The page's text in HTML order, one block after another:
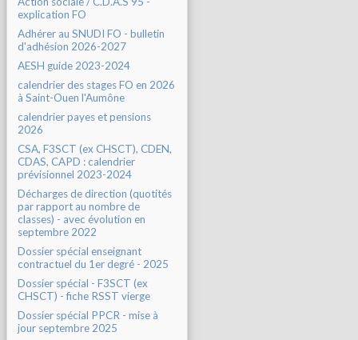
explication FO
Adhérer au SNUDI FO - bulletin
d'adhésion 2026-2027
AESH guide 2023-2024
calendrier des stages FO en 2026
à Saint-Ouen l'Aumône
calendrier payes et pensions
2026
CSA, F3SCT (ex CHSCT), CDEN,
CDAS, CAPD : calendrier
prévisionnel 2023-2024
Décharges de direction (quotités
par rapport au nombre de
classes) - avec évolution en
septembre 2022
Dossier spécial enseignant
contractuel du 1er degré - 2025
Dossier spécial - F3SCT (ex
CHSCT) - fiche RSST vierge
Dossier spécial PPCR - mise à
jour septembre 2025